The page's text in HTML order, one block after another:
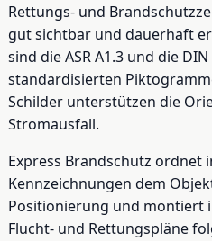
Rettungs- und
gut sichtbar und dauerhaft
sind die ASR A1.3 und die
standardisierten
Schilder unterstützen die
Stromausfall.
Express Brandschutz ordnet
Kennzeichnungen dem
Positionierung und montiert
Flucht- und Rettungspläne